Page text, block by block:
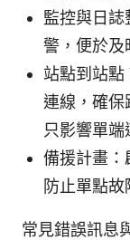
監控與日誌
警，便於及
站點到站
連線，確保
只影響單端
備援計畫：
防止單點故
常見錯誤訊息